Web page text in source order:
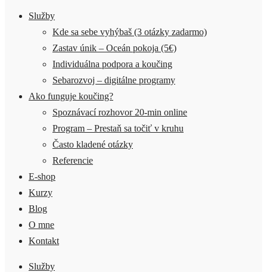
Služby
Kde sa sebe vyhýbaš (3 otázky zadarmo)
Zastav únik – Oceán pokoja (5€)
Individuálna podpora a koučing
Sebarozvoj – digitálne programy
Ako funguje koučing?
Spoznávací rozhovor 20-min online
Program – Prestaň sa točiť v kruhu
Často kladené otázky
Referencie
E-shop
Kurzy
Blog
O mne
Kontakt
Služby